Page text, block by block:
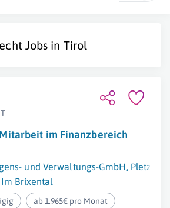
Jobs in Tirol
im Finanzbereich
und Verwaltungs-GmbH, Pletzer
Brixental
ab 1.965€ pro Monat